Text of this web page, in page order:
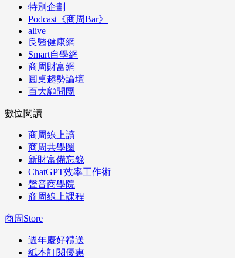
特別企劃
Podcast《商周Bar》
alive
良醫健康網
Smart自學網
商周財富網
圓桌趨勢論壇
百大顧問團
數位閱讀
商周線上讀
商周共學圈
新財富備忘錄
ChatGPT效率工作術
聲音商學院
商周線上課程
商周Store
週年慶好禮送
紙本訂閱優惠